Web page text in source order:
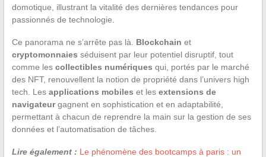
domotique, illustrant la vitalité des dernières tendances pour
passionnés de technologie.
Ce panorama ne s’arrête pas là. Blockchain et
cryptomonnaies séduisent par leur potentiel disruptif, tout
comme les collectibles numériques qui, portés par le marché
des NFT, renouvellent la notion de propriété dans l’univers high
tech. Les applications mobiles et les extensions de
navigateurgagnent en sophistication et en adaptabilité,
permettant à chacun de reprendre la main sur la gestion de ses
données et l’automatisation de tâches.
Lire également : Le phénomène des bootcamps à paris : un